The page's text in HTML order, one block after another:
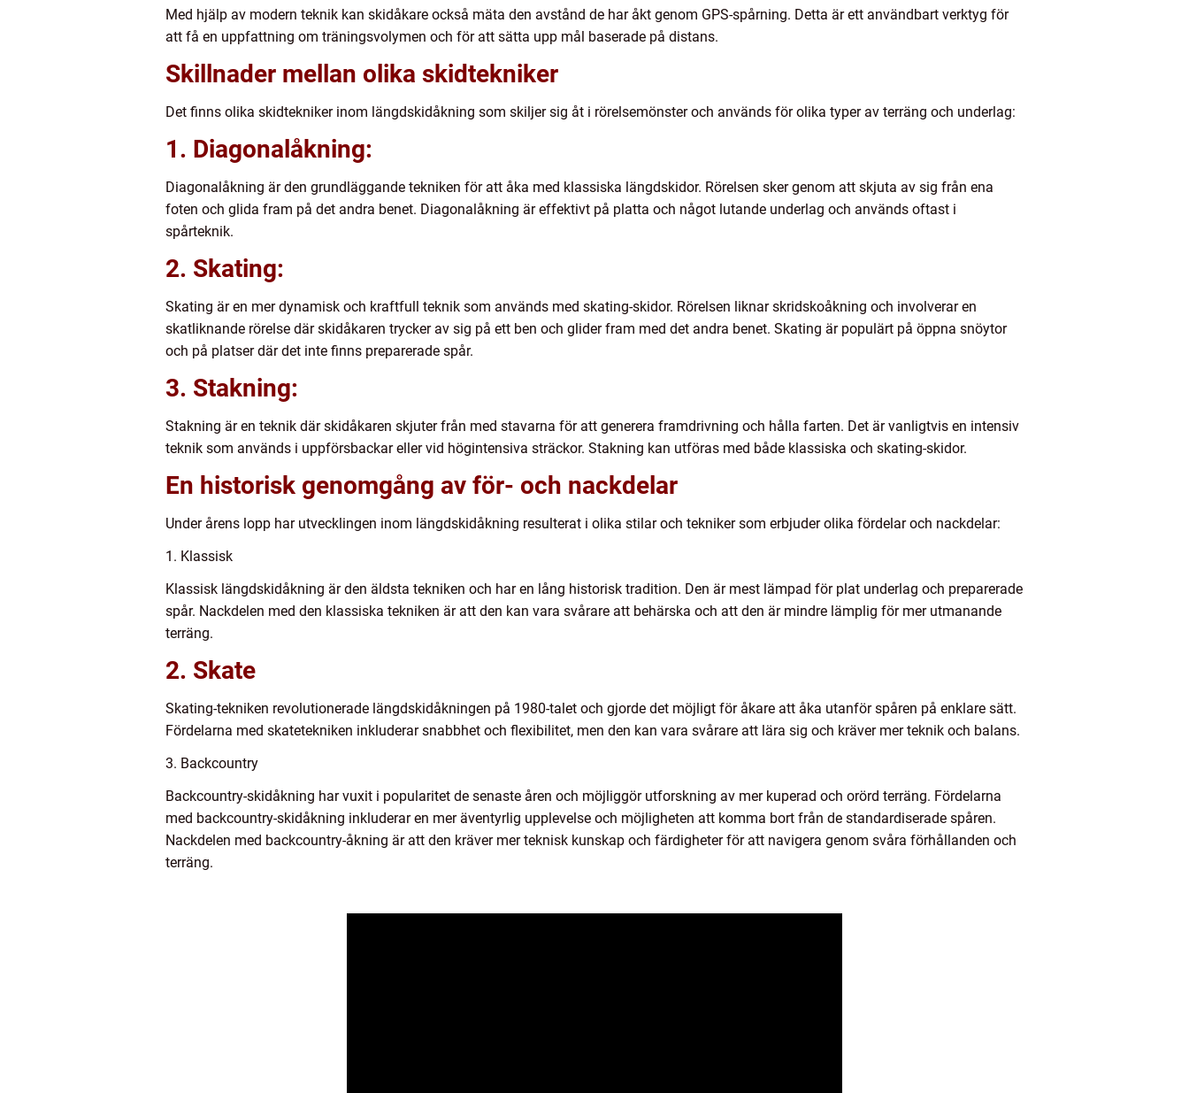
Med hjälp av modern teknik kan skidåkare också mäta den avstånd de har åkt genom GPS-spårning. Detta är ett användbart verktyg för
att få en uppfattning om träningsvolymen och för att sätta upp mål baserade på distans.
Skillnader mellan olika skidtekniker
Det finns olika skidtekniker inom längdskidåkning som skiljer sig åt i rörelsemönster och används för olika typer av terräng och underlag:
1. Diagonalåkning:
Diagonalåkning är den grundläggande tekniken för att åka med klassiska längdskidor. Rörelsen sker genom att skjuta av sig från ena
foten och glida fram på det andra benet. Diagonalåkning är effektivt på platta och något lutande underlag och används oftast i
spårteknik.
2. Skating:
Skating är en mer dynamisk och kraftfull teknik som används med skating-skidor. Rörelsen liknar skridskoåkning och involverar en
skatliknande rörelse där skidåkaren trycker av sig på ett ben och glider fram med det andra benet. Skating är populärt på öppna snöytor
och på platser där det inte finns preparerade spår.
3. Stakning:
Stakning är en teknik där skidåkaren skjuter från med stavarna för att generera framdrivning och hålla farten. Det är vanligtvis en intensiv
teknik som används i uppförsbackar eller vid högintensiva sträckor. Stakning kan utföras med både klassiska och skating-skidor.
En historisk genomgång av för- och nackdelar
Under årens lopp har utvecklingen inom längdskidåkning resulterat i olika stilar och tekniker som erbjuder olika fördelar och nackdelar:
1. Klassisk
Klassisk längdskidåkning är den äldsta tekniken och har en lång historisk tradition. Den är mest lämpad för plat underlag och preparerade
spår. Nackdelen med den klassiska tekniken är att den kan vara svårare att behärska och att den är mindre lämplig för mer utmanande
terräng.
2. Skate
Skating-tekniken revolutionerade längdskidåkningen på 1980-talet och gjorde det möjligt för åkare att åka utanför spåren på enklare sätt.
Fördelarna med skatetekniken inkluderar snabbhet och flexibilitet, men den kan vara svårare att lära sig och kräver mer teknik och balans.
3. Backcountry
Backcountry-skidåkning har vuxit i popularitet de senaste åren och möjliggör utforskning av mer kuperad och orörd terräng. Fördelarna
med backcountry-skidåkning inkluderar en mer äventyrlig upplevelse och möjligheten att komma bort från de standardiserade spåren.
Nackdelen med backcountry-åkning är att den kräver mer teknisk kunskap och färdigheter för att navigera genom svåra förhållanden och
terräng.